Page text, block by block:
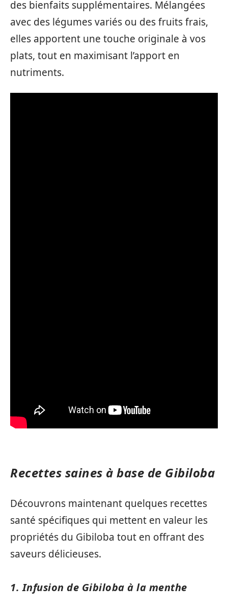
des bienfaits supplémentaires. Mélangées
avec des légumes variés ou des fruits frais,
elles apportent une touche originale à vos
plats, tout en maximisant l’apport en
nutriments.
Recettes saines à base de Gibiloba
Découvrons maintenant quelques recettes
santé spécifiques qui mettent en valeur les
propriétés du Gibiloba tout en offrant des
saveurs délicieuses.
1. Infusion de Gibiloba à la menthe